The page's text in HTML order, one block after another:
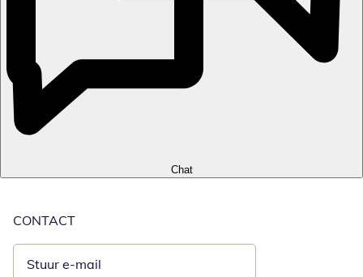
Chat
CONTACT
Stuur e-mail